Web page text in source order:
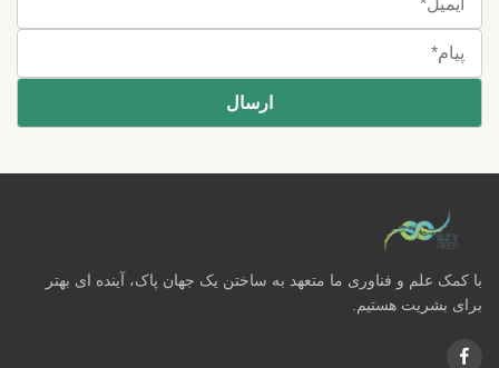
با کمک علم و فناوری ما متعهد به ساختن یک جهان پاک، آینده ای بهتر
برای بشریت هستیم.